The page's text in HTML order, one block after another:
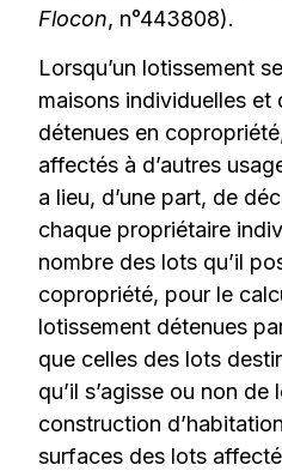
Flocon, n°443808).
Lorsqu’un lotissement
maisons individuelles
détenues en
affectés à d’autres
a lieu, d’une part, de
chaque propriétaire
nombre des lots qu’il
copropriété, pour le
lotissement détenues
que celles des lots
qu’il s’agisse ou non
construction
surfaces des lots